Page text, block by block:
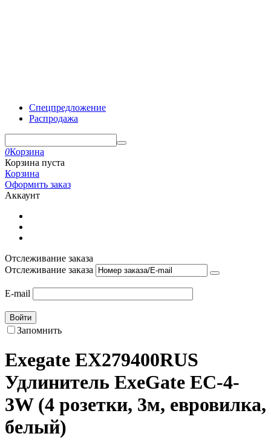
Спецпредложение
Распродажа
0Корзина
Корзина пуста
Корзина
Оформить заказ
Аккаунт
Отслеживание заказа
Отслеживание заказа
E-mail
Войти
Запомнить
Exegate EX279400RUS
Удлинитель ExeGate EC-4-
3W (4 розетки, 3м, евровилка,
белый)